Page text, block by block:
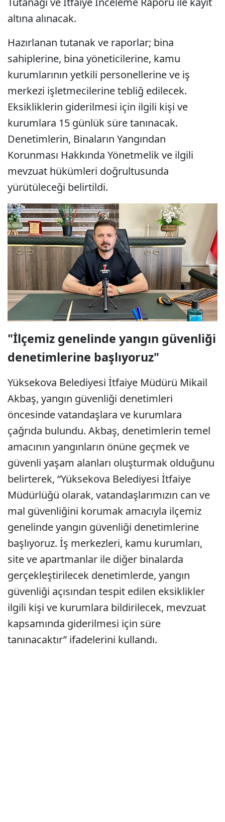
altına alınacak.
Hazırlanan tutanak ve raporlar; bina
sahiplerine, bina yöneticilerine, kamu
kurumlarının yetkili personellerine ve iş
merkezi işletmecilerine tebliğ edilecek.
Eksikliklerin giderilmesi için ilgili kişi ve
kurumlara 15 günlük süre tanınacak.
Denetimlerin, Binaların Yangından
Korunması Hakkında Yönetmelik ve ilgili
mevzuat hükümleri doğrultusunda
yürütüleceği belirtildi.
"İlçemiz genelinde yangın güvenliği
denetimlerine başlıyoruz"
Yüksekova Belediyesi İtfaiye Müdürü Mikail
Akbaş, yangın güvenliği denetimleri
öncesinde vatandaşlara ve kurumlara
çağrıda bulundu. Akbaş, denetimlerin temel
amacının yangınların önüne geçmek ve
güvenli yaşam alanları oluşturmak olduğunu
belirterek, “Yüksekova Belediyesi İtfaiye
Müdürlüğü olarak, vatandaşlarımızın can ve
mal güvenliğini korumak amacıyla ilçemiz
genelinde yangın güvenliği denetimlerine
başlıyoruz. İş merkezleri, kamu kurumları,
site ve apartmanlar ile diğer binalarda
gerçekleştirilecek denetimlerde, yangın
güvenliği açısından tespit edilen eksiklikler
ilgili kişi ve kurumlara bildirilecek, mevzuat
kapsamında giderilmesi için süre
tanınacaktır” ifadelerini kullandı.